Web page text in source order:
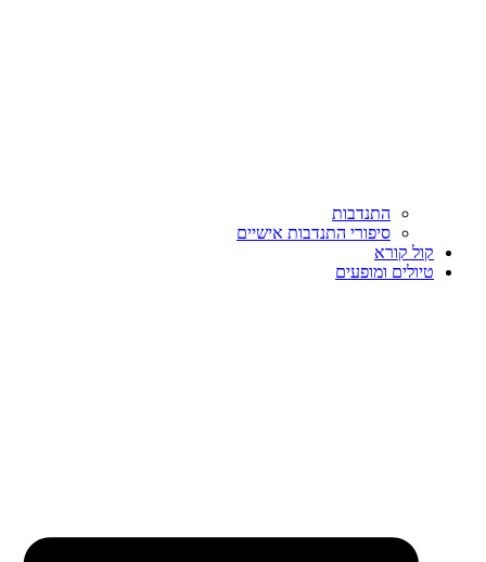
התנדבות
סיפורי התנדבות אישיים
קול קורא
טיולים ומופעים